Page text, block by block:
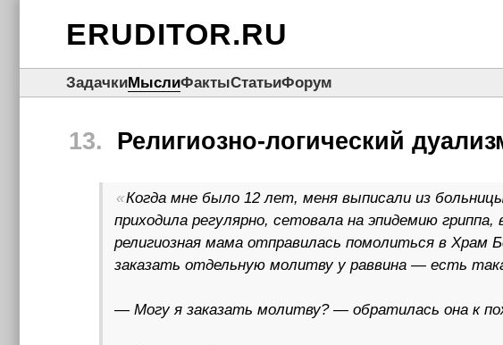
ERUDITOR.RU
ЗадачкиМыслиФактыСтатьиФорум
13. Религиозно-логический
Когда мне было 12 лет, меня выписали из
приходила регулярно, сетовала на эпидемию
религиозная мама отправилась помолиться в Храм
заказать отдельную молитву у раввина — есть
— Могу я заказать молитву? — обратилась она к